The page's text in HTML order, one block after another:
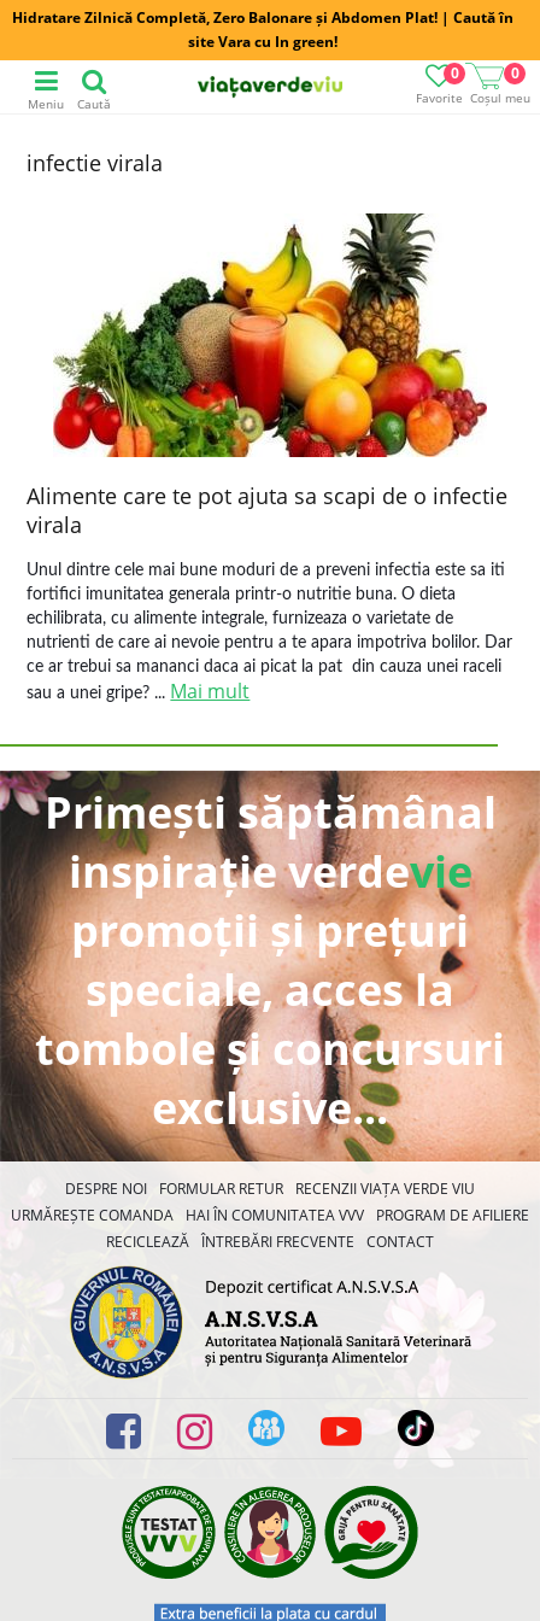
Hidratare Zilnică Completă, Zero Balonare și Abdomen Plat! | Caută în
site Vara cu In green!
Favorite
0
Coșul meu
0
Meniu Caută
infectie virala
Alimente care te pot ajuta sa scapi de o infectie
virala
Unul dintre cele mai bune moduri de a preveni infectia este sa iti
fortifici imunitatea generala printr-o nutritie buna. O dieta
echilibrata, cu alimente integrale, furnizeaza o varietate de
nutrienti de care ai nevoie pentru a te apara impotriva bolilor. Dar
ce ar trebui sa mananci daca ai picat la pat din cauza unei raceli
sau a unei gripe? ... Mai mult
Primești săptămânal
inspirație verdevie
promoții și prețuri
speciale, acces la
tombole și concursuri
exclusive...
DESPRE NOI FORMULAR RETUR
RECENZII VIAȚA VERDE VIU
URMĂREȘTE COMANDA
HAI ÎN COMUNITATEA VVV
PROGRAM DE AFILIERE
RECICLEAZĂ ÎNTREBĂRI FRECVENTE CONTACT